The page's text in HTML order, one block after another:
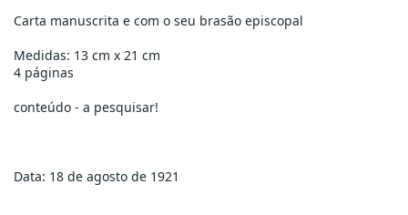
Carta manuscrita e com o seu brasão episcopal
Medidas: 13 cm x 21 cm
4 páginas
conteúdo - a pesquisar!
Data: 18 de agosto de 1921